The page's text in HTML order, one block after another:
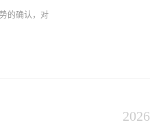
的确认，对
的代理服
2026